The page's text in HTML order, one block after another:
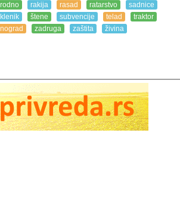
rakija rasad ratarstvo
sadnice
štene subvencije telad
traktor
zadruga zaštita živina